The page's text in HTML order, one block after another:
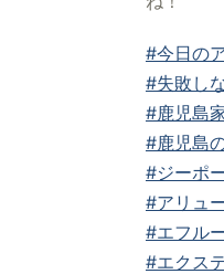
#今日の
#失敗し
#鹿児島
#鹿児島
#ジーポ
#アリュ
#エフル
#エクス